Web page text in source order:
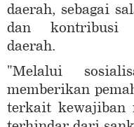
daerah, sebagai
dan kontribusi
daerah.
"Melalui
memberikan
terkait kewajiban